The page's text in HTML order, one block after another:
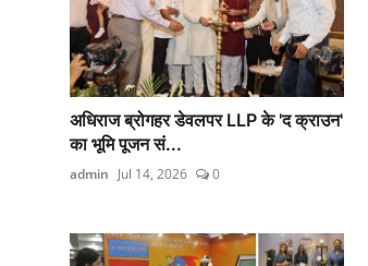
अधिराज ब्रोगहर डेवलपर LLP के 'द क्राउन'
का भूमि पूजन सं...
admin Jul 14, 2026 0